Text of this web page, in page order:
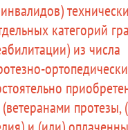
категорий
из числа
протезы,